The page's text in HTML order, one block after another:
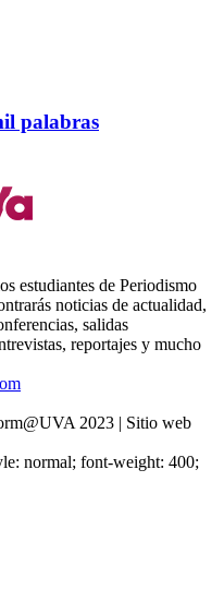
palabras
estudiantes de Periodismo
noticias de actualidad,
salidas
reportajes y mucho
2023 | Sitio web
normal; font-weight: 400;